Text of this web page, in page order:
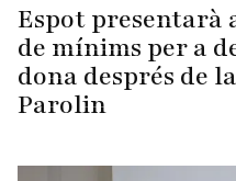
Espot presentarà
de mínims per a
dona després de
Parolin